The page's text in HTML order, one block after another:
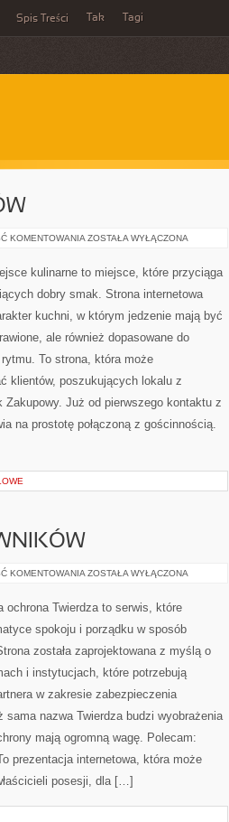
Spis Treści Tak Tagi
KOMENTOWANIA DRUGIE
ZOSTAŁA WYŁĄCZONA
kulinarne to miejsce, które przyciąga
dobry smak. Strona internetowa
kuchni, w którym jedzenie mają być
ale również dopasowane do
To strona, która może
klientów, poszukujących lokalu z
Już od pierwszego kontaktu z
na prostotę połączoną z gościnnością.
KOMENTOWANIA PORADNIKI
ZOSTAŁA WYŁĄCZONA
ochrona Twierdza to serwis, które
spokoju i porządku w sposób
została zaprojektowana z myślą o
i instytucjach, które potrzebują
w zakresie zabezpieczenia
sama nazwa Twierdza budzi wyobrażenia
mają ogromną wagę. Polecam:
prezentacja internetowa, która może
posesji, dla […]